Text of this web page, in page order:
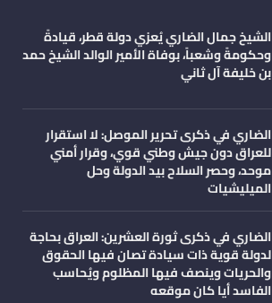
الشيخ جمال الضاري يُعزي دولة قطر، قيادةً
وحكومةً وشعباً، بوفاة الأمير الوالد الشيخ حمد
بن خليفة آل ثاني
الضاري في ذكرى تحرير الموصل: لا استقرار
للعراق دون جيش وطني قوي، وقرار أمني
موحد، وحصر السلاح بيد الدولة وحل
الميليشيات
الضاري في ذكرى ثورة العشرين: العراق بحاجة
لدولة قوية ذات سيادة تصان فيها الحقوق
والحريات وينصف فيها المظلوم ويُحاسب
الفاسد أيا كان موقعه